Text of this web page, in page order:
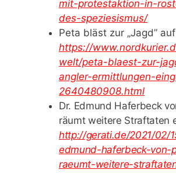
mit-protestaktion-in-
des-speziesismus/
Peta bläst zur „Jagd”
https://
welt/peta-blaest-zur-
angler-ermittlungen-
2640480908.html
Dr. Edmund Haferbeck
räumt weitere Straftaten
http://gerati.de/2021/02/
edmund-haferbeck-von-
raeumt-weitere-